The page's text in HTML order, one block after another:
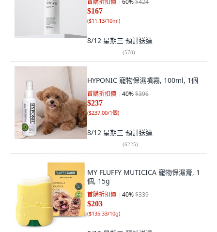
首購折扣價 60%$424
$167
($11.13/10ml)
8/12 星期三 預計送達
(578)
HYPONIC 寵物保濕噴霧, 100ml, 1個
首購折扣價 40%$396
$237
($237.00/1個)
8/12 星期三 預計送達
(6225)
MY FLUFFY MUTICICA 寵物保濕膏, 1
個, 15g
首購折扣價 40%$339
$203
($135.33/10g)